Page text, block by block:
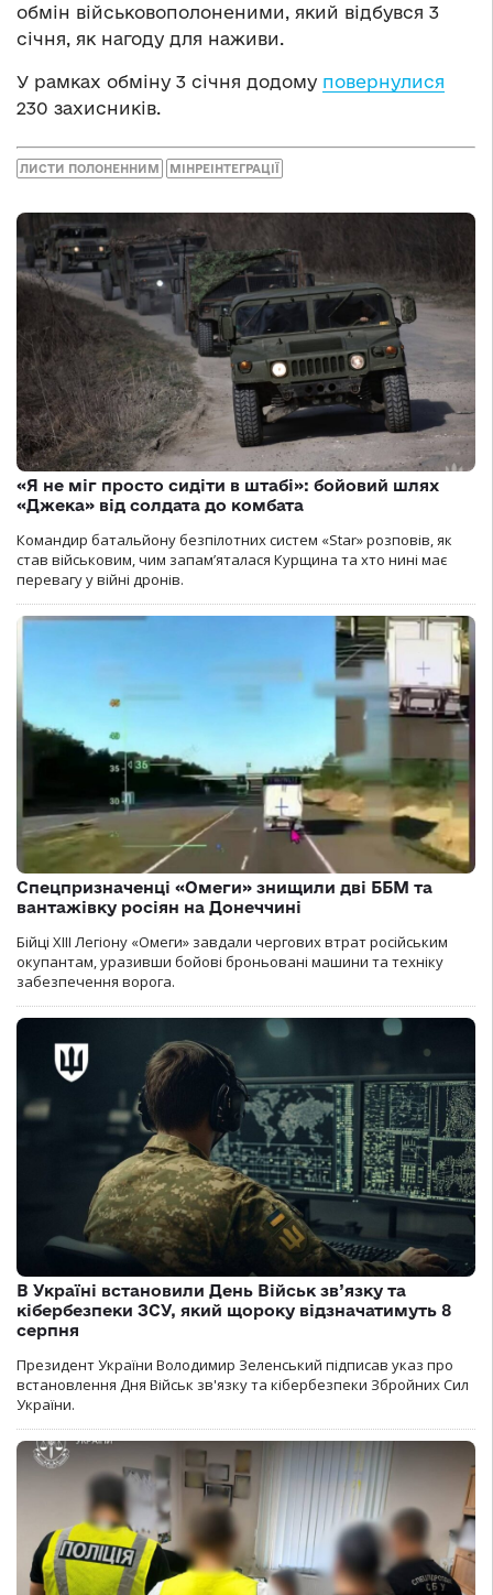
обмін військовополоненими, який відбувся 3
січня, як нагоду для наживи.
У рамках обміну 3 січня додому повернулися
230 захисників.
ЛИСТИ ПОЛОНЕННИМ МІНРЕІНТЕГРАЦІЇ
«Я не міг просто сидіти в штабі»: бойовий шлях
«Джека» від солдата до комбата
Командир батальйону безпілотних систем «Star» розповів, як
став військовим, чим запам’яталася Курщина та хто нині має
перевагу у війні дронів.
Спецпризначенці «Омеги» знищили дві ББМ та
вантажівку росіян на Донеччині
Бійці ХІІІ Легіону «Омеги» завдали чергових втрат російським
окупантам, уразивши бойові броньовані машини та техніку
забезпечення ворога.
В Україні встановили День Військ зв’язку та
кібербезпеки ЗСУ, який щороку відзначатимуть 8
серпня
Президент України Володимир Зеленський підписав указ про
встановлення Дня Військ зв'язку та кібербезпеки Збройних Сил
України.